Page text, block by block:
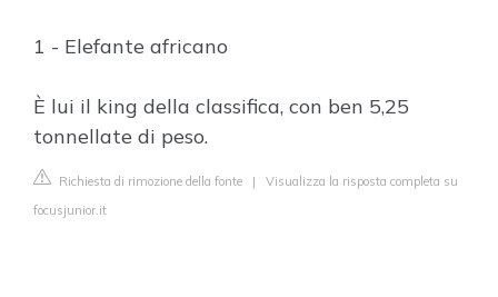
1 - Elefante africano
È lui il king della classifica, con ben 5,25
tonnellate di peso.
Richiesta di rimozione della fonte | Visualizza la risposta completa su
focusjunior.it